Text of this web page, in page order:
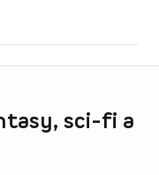
sci-fi a